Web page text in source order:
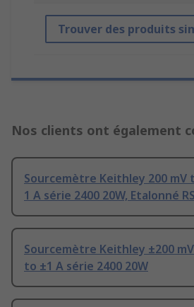
Trouver des produits
Nos clients ont également
Sourcemètre Keithley 200 mV
1 A série 2400 20W, Etalonné RS
Sourcemètre Keithley ±200
to ±1 A série 2400 20W